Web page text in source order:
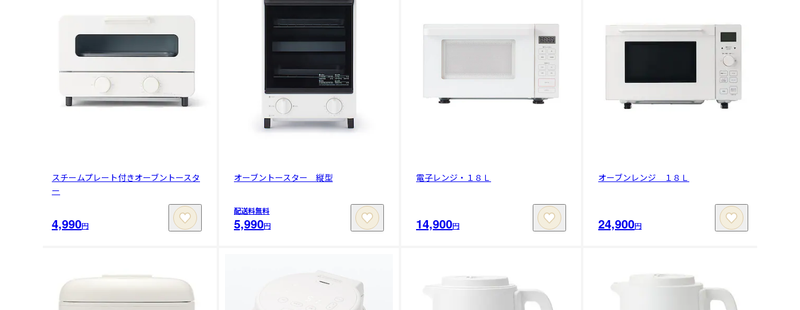
スチームプレート付きオーブントースタ
ー
4,990円
オーブントースター 縦型
配送料無料
5,990円
電子レンジ・１８Ｌ
14,900円
オーブンレンジ １８Ｌ
24,900円